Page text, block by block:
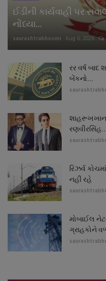
ઈડીની કાર્યવાહી પર
નોંધ્યા...
saurashtrabhoomi Aug 6, 2026
રર વર્ષ બાદ
બેંકનો...
શાહરૂખખાન
રણવીરસિંહ...
રિઝર્વ
નહીં રહે
મોબાઈલ
ગ્રાહકોને